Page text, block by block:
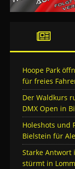
Hoope Park
für freies
Der Waldkurs
DMX Open in
Holeshots und
Bielstein für
Starke Antwort
stürmt in